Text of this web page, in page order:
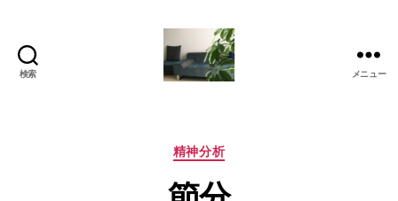
検索
美
か
メニュー
カ
ゴ
精神分析